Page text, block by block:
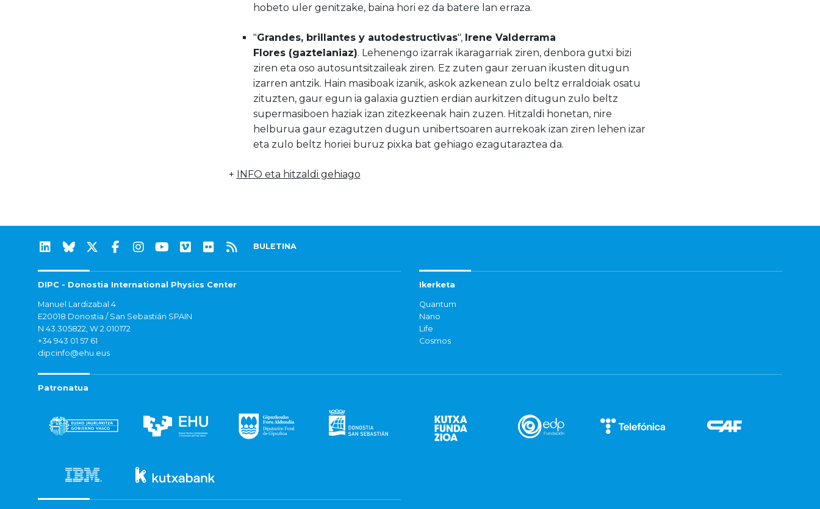
hobeto uler genitzake, baina hori ez da batere lan erraza.
"Grandes, brillantes y autodestructivas", Irene Valderrama
Flores (gaztelaniaz). Lehenengo izarrak ikaragarriak ziren, denbora gutxi bizi
ziren eta oso autosuntsitzaileak ziren. Ez zuten gaur zeruan ikusten ditugun
izarren antzik. Hain masiboak izanik, askok azkenean zulo beltz erraldoiak osatu
zituzten, gaur egun ia galaxia guztien erdian aurkitzen ditugun zulo beltz
supermasiboen haziak izan zitezkeenak hain zuzen. Hitzaldi honetan, nire
helburua gaur ezagutzen dugun unibertsoaren aurrekoak izan ziren lehen izar
eta zulo beltz horiei buruz pixka bat gehiago ezagutaraztea da.
+ INFO eta hitzaldi gehiago
BULETINA
DIPC - Donostia International Physics Center
Manuel Lardizabal 4
E20018 Donostia / San Sebastián SPAIN
N 43.305822, W 2.010172
+34 943 01 57 61
dipcinfo@ehu.eus
Ikerketa
Quantum
Nano
Life
Cosmos
Patronatua